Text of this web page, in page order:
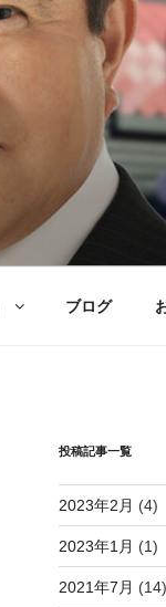
ブログ
投稿記事一覧
2023年2月 (4)
2023年1月 (1)
2021年7月 (14)